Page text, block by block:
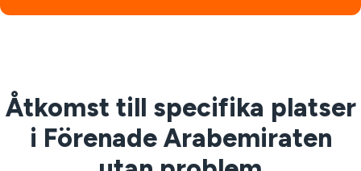
Åtkomst till specifika platser
i Förenade Arabemiraten